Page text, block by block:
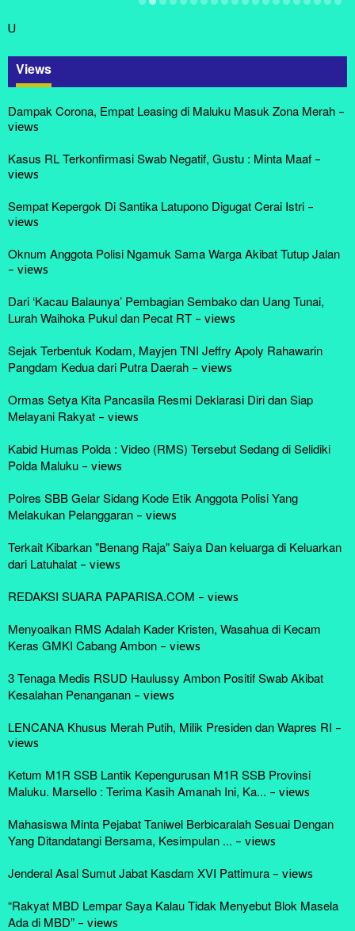
U
Views
Dampak Corona, Empat Leasing di Maluku Masuk Zona Merah -
views
Kasus RL Terkonfirmasi Swab Negatif, Gustu : Minta Maaf -
views
Sempat Kepergok Di Santika Latupono Digugat Cerai Istri -
views
Oknum Anggota Polisi Ngamuk Sama Warga Akibat Tutup Jalan
- views
Dari ‘Kacau Balaunya’ Pembagian Sembako dan Uang Tunai,
Lurah Waihoka Pukul dan Pecat RT - views
Sejak Terbentuk Kodam, Mayjen TNI Jeffry Apoly Rahawarin
Pangdam Kedua dari Putra Daerah - views
Ormas Setya Kita Pancasila Resmi Deklarasi Diri dan Siap
Melayani Rakyat - views
Kabid Humas Polda : Video (RMS) Tersebut Sedang di Selidiki
Polda Maluku - views
Polres SBB Gelar Sidang Kode Etik Anggota Polisi Yang
Melakukan Pelanggaran - views
Terkait Kibarkan "Benang Raja" Saiya Dan keluarga di Keluarkan
dari Latuhalat - views
REDAKSI SUARA PAPARISA.COM - views
Menyoalkan RMS Adalah Kader Kristen, Wasahua di Kecam
Keras GMKI Cabang Ambon - views
3 Tenaga Medis RSUD Haulussy Ambon Positif Swab Akibat
Kesalahan Penanganan - views
LENCANA Khusus Merah Putih, Milik Presiden dan Wapres RI -
views
Ketum M1R SSB Lantik Kepengurusan M1R SSB Provinsi
Maluku. Marsello : Terima Kasih Amanah Ini, Ka... - views
Mahasiswa Minta Pejabat Taniwel Berbicaralah Sesuai Dengan
Yang Ditandatangi Bersama, Kesimpulan ... - views
Jenderal Asal Sumut Jabat Kasdam XVI Pattimura - views
“Rakyat MBD Lempar Saya Kalau Tidak Menyebut Blok Masela
Ada di MBD” - views